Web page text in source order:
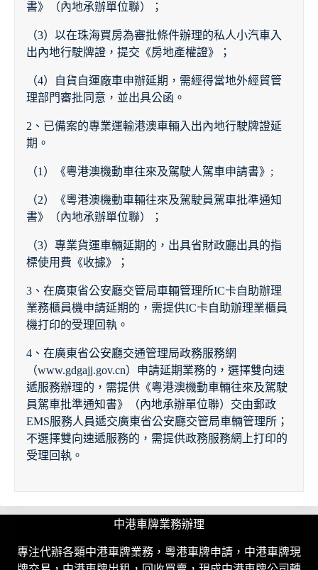
書》（內地承辦單位聯）；
（3）以在珠海買房為審批條件辦理的私人小汽車入
出內地行駛牌證，提交《房地產權證》；
（4）自貨自運廠車申辦延期，需經得當地外經貿管
理部門審批同意，並出具公函。
2、已備案的專業運輸港澳車輛入出內地行駛牌證延
期。
（1）《粵港澳機動車往來及駕駛人駕車申請書》;
（2）《粵港澳機動車輛往來及駕駛員駕車批準通知
書》（內地承辦單位聯）；
（3）專業貨運車輛延期的，出具省財政廳出具的指
標使用費《收據》；
3、在廣東省公安廳交管局車輛管理所IC卡自助辦理
業務櫃員機申請延期的，需提供IC卡自助辦理業櫃員
機打印的受理回執。
4、在廣東省公安廳交通管理局政務服務網
（www.gdgajj.gov.cn）申請延期業務的，選擇雙向速
遞服務辦理的，需提供《粵港澳機動車輛往來及駕駛
員駕車批準通知書》（內地承辦單位聯）交由郵政
EMS服務人員遞交廣東省公安廳交管局車輛管理所；
不選擇雙向速遞服務的，需提供政務服務網上打印的
受理回執。
中港車牌業務辦理
專注代辦各類中港車牌業務，粵港車牌申請，中港車牌現